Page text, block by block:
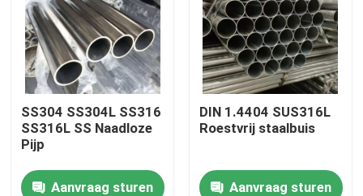
Huis
SS304 SS304L SS316
SS316L SS Naadloze
Pijp
Aanvraag sturen
DIN 1.4404 SUS316L
Roestvrij staalbuis
Aanvraag sturen